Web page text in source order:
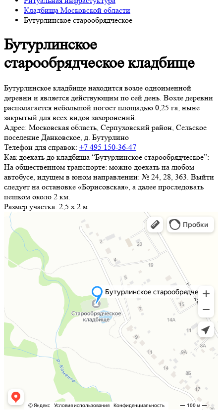
Кладбища Московской области
Бутурлинское старообрядческое
Бутурлинское
старообрядческое кладбище
Бутурлинское кладбище находится возле одноименной
деревни и является действующим по сей день. Возле деревни
располагается небольшой погост площадью 0,25 га, ныне
закрытый для всех видов захоронений.
Адрес: Московская область, Серпуховский район, Сельское
поселение Данковское, д. Бутурлино
Телефон для справок: +7 495 150-36-47
Как доехать до кладбища “Бутурлинское старообрядческое”:
На общественном транспорте: можно доехать на любом
автобусе, идущем в юном направлении: № 24, 28, 363. Выйти
следует на остановке «Борисовская», а далее проследовать
пешком около 2 км.
Размер участка: 2,5 х 2 м